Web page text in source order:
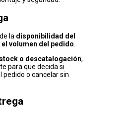
la disponibilidad del
volumen del pedido.
o descatalogación,
para que decida si
pedido o cancelar sin